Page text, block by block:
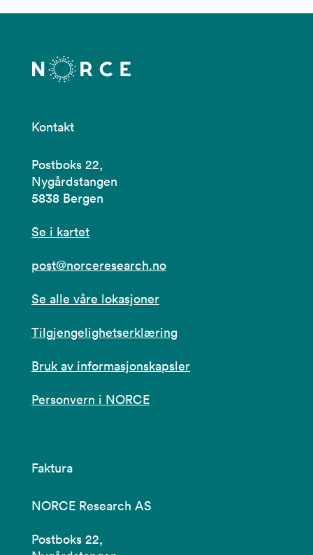
Kontakt
Postboks 22,
Nygårdstangen
5838 Bergen
Se i kartet
post@norceresearch.no
Se alle våre lokasjoner
Tilgjengelighetserklæring
Bruk av informasjonskapsler
Personvern i NORCE
Faktura
NORCE Research AS
Postboks 22,